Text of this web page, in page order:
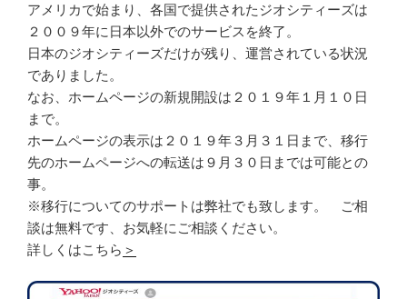
アメリカで始まり、各国で提供されたジオシティーズは
２００９年に日本以外でのサービスを終了。
日本のジオシティーズだけが残り、運営されている状況
でありました。
なお、ホームページの新規開設は２０１９年１月１０日
まで。
ホームページの表示は２０１９年３月３１日まで、移行
先のホームページへの転送は９月３０日までは可能との
事。
※移行についてのサポートは弊社でも致します。 ご相
談は無料です、お気軽にご相談ください。
詳しくはこちら ＞